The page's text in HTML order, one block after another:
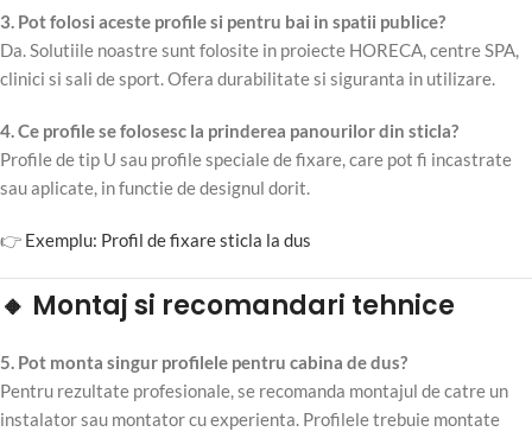
3. Pot folosi aceste profile si pentru bai in spatii publice?
Da. Solutiile noastre sunt folosite in proiecte HORECA, centre SPA,
clinici si sali de sport. Ofera durabilitate si siguranta in utilizare.
4. Ce profile se folosesc la prinderea panourilor din sticla?
Profile de tip U sau profile speciale de fixare, care pot fi incastrate
sau aplicate, in functie de designul dorit.
👉 Exemplu: Profil de fixare sticla la dus
🔸 Montaj si recomandari tehnice
5. Pot monta singur profilele pentru cabina de dus?
Pentru rezultate profesionale, se recomanda montajul de catre un
instalator sau montator cu experienta. Profilele trebuie montate